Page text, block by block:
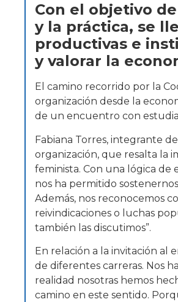
Con el objetivo
y la práctica, se
productivas e
y valorar la
El camino recorrido por la
organización desde la
de un encuentro con
Fabiana Torres, integrante
organización, que resalta la
feminista. Con una lógica de
nos ha permitido
Además, nos reconocemos
reivindicaciones o luchas
también las discutimos”.
En relación a la invitación al
de diferentes carreras. Nos
realidad nosotras hemos
camino en este sentido.